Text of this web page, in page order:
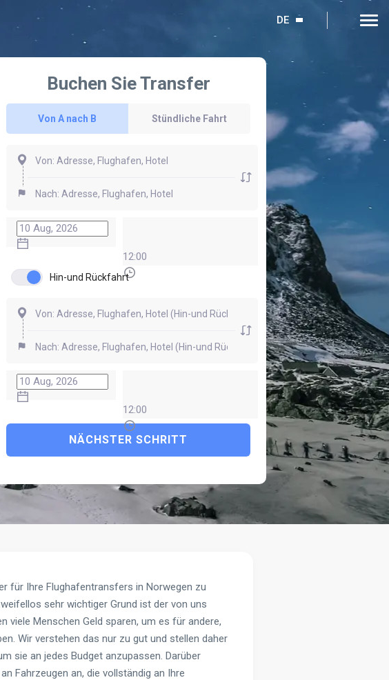
DE
Buchen Sie Transfer
Von A nach B Stündliche Fahrt
12:00
Hin-und Rückfahrt
12:00
NÄCHSTER SCHRITT
für Ihre Flughafentransfers in Norwegen zu
sehr wichtiger Grund ist der von uns
viele Menschen Geld sparen, um es für andere,
Wir verstehen das nur zu gut und stellen daher
sie an jedes Budget anzupassen. Darüber
Fahrzeugen an, die vollständig an Ihre